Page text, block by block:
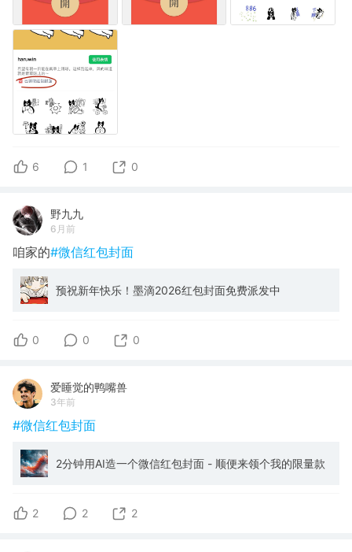
6 1 0
野九九
6月前
咱家的#微信红包封面
预祝新年快乐！墨滴2026红包封面免费派发中
0 0 0
爱睡觉的鸭嘴兽
3年前
#微信红包封面
2分钟用AI造一个微信红包封面 - 顺便来领个我的限量款
2 2 2